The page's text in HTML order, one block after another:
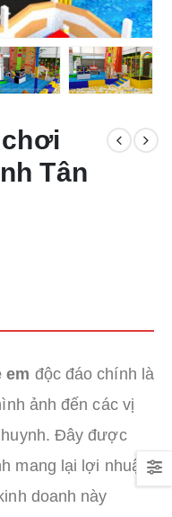
Tân
em độc đáo chính là
ảnh đến các vị
Đây được
mang lại lợi nhuận
doanh này